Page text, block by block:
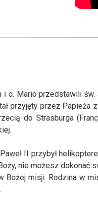
i o. Mario przedstawili św.
przyjęty przez Papieża
do Strasburga
II przybył
nie możesz dokonać
Bożej misji. Rodzina w